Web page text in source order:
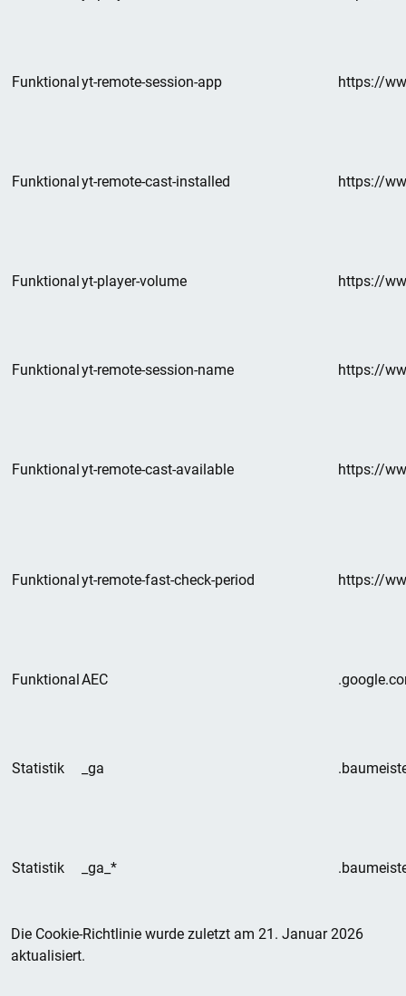
Funktionalyt-remote-session-app https://
Funktionalyt-remote-cast-installed https://
Funktionalyt-player-volume https://
Funktionalyt-remote-session-name https://
Funktionalyt-remote-cast-available https://
Funktionalyt-remote-fast-check-period https://
FunktionalAEC
Statistik _ga
Statistik _ga_*
Die Cookie-Richtlinie wurde zuletzt am 21. Januar 2026
aktualisiert.